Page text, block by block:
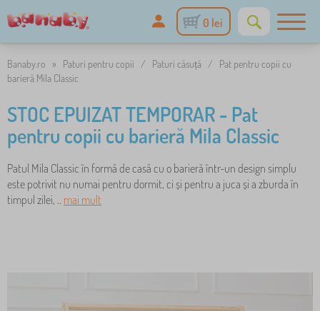
0 lei
Banaby.ro » Paturi pentru copii / Paturi căsuță /
Pat pentru copii cu
barieră Mila Classic
STOC EPUIZAT TEMPORAR - Pat
pentru copii cu barieră Mila Classic
Patul Mila Classic în formă de casă cu o barieră într-un design simplu
este potrivit nu numai pentru dormit, ci și pentru a juca și a zburda în
timpul zilei, .. mai mult